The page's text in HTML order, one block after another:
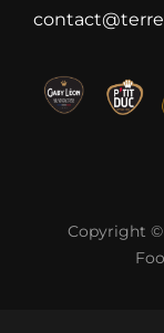
Copyright ©